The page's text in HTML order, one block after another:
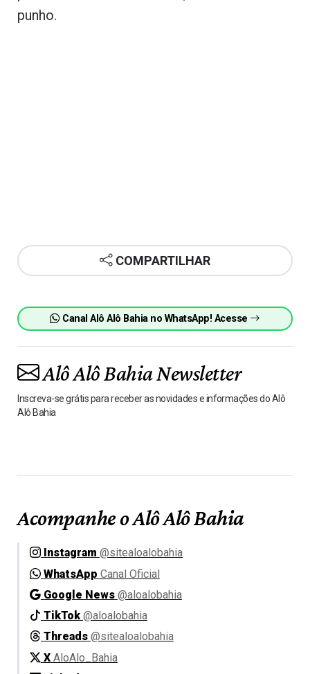
punho.
COMPARTILHAR
Canal Alô Alô Bahia no WhatsApp! Acesse
Alô Alô Bahia Newsletter
Inscreva-se grátis para receber as novidades e informações do Alô
Alô Bahia
Acompanhe o Alô Alô Bahia
Instagram @sitealoalobahia
WhatsApp Canal Oficial
Google News @aloalobahia
TikTok @aloalobahia
Threads @sitealoalobahia
X AloAlo_Bahia